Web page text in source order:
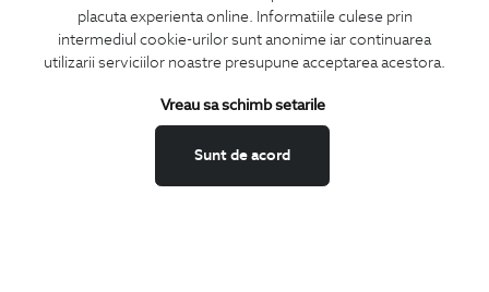
placuta experienta online. Informatiile culese prin
intermediul cookie-urilor sunt anonime iar continuarea
utilizarii serviciilor noastre presupune acceptarea acestora.
Sunt de acord
Vreau sa schimb setarile
Termeni si conditii
Schimburi si retur
ANPC